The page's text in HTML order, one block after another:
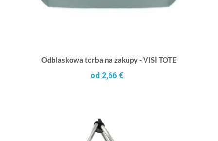
Odblaskowa torba na zakupy - VISI TOTE
od 2,66 €